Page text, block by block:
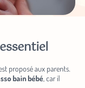
proposé aux parents.
bain bébé